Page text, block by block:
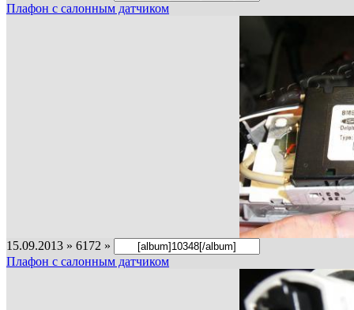
Плафон с салонным датчиком
15.09.2013 » 6172 »
Плафон с салонным датчиком